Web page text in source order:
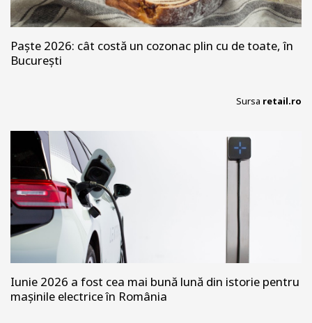
Paște 2026: cât costă un cozonac plin cu de toate, în
București
Sursa retail.ro
Iunie 2026 a fost cea mai bună lună din istorie pentru
mașinile electrice în România